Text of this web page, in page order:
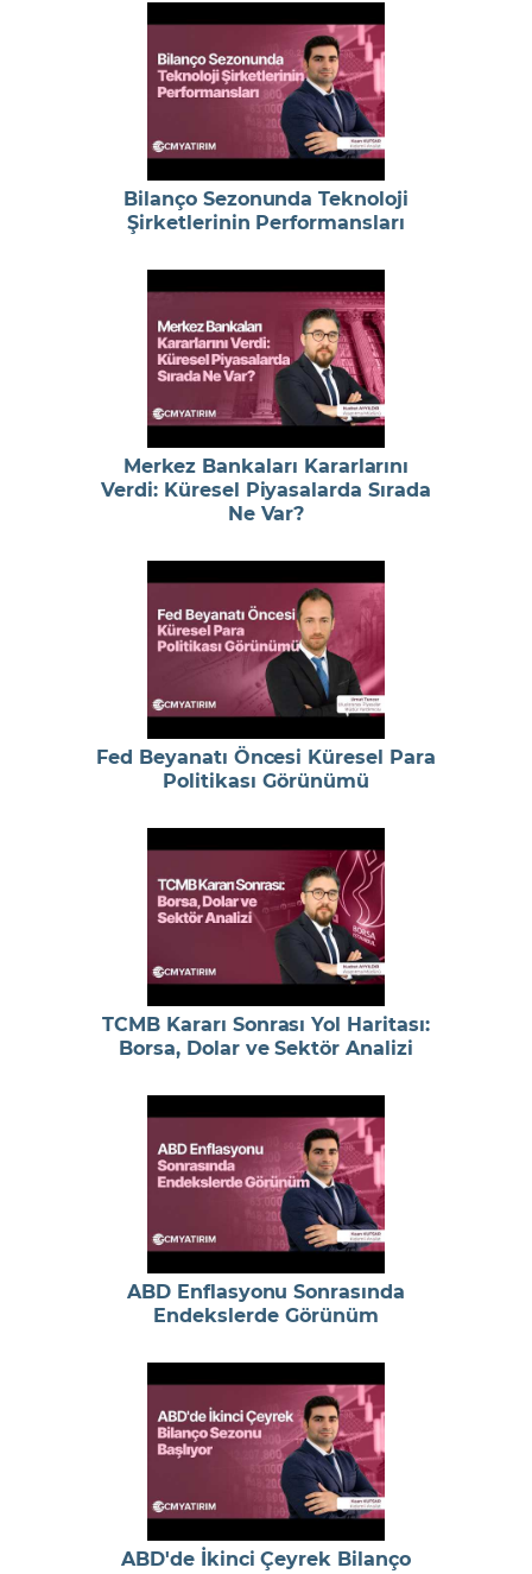
Bilanço Sezonunda Teknoloji
Şirketlerinin Performansları
Merkez Bankaları Kararlarını
Verdi: Küresel Piyasalarda Sırada
Ne Var?
Fed Beyanatı Öncesi Küresel Para
Politikası Görünümü
TCMB Kararı Sonrası Yol Haritası:
Borsa, Dolar ve Sektör Analizi
ABD Enflasyonu Sonrasında
Endekslerde Görünüm
ABD'de İkinci Çeyrek Bilanço